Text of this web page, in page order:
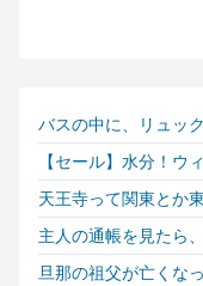
天王寺って関東とか